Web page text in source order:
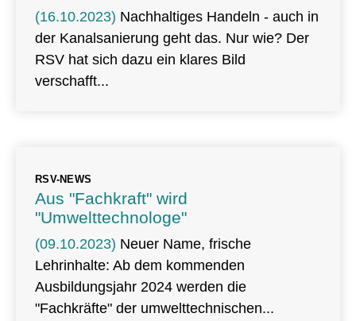
(16.10.2023) Nachhaltiges Handeln - auch in
der Kanalsanierung geht das. Nur wie? Der
RSV hat sich dazu ein klares Bild
verschafft
RSV-NEWS
Aus "Fachkraft" wird
"Umwelttechnologe"
(09.10.2023) Neuer Name, frische
Lehrinhalte: Ab dem kommenden
Ausbildungsjahr 2024 werden die
"Fachkräfte" der umwelttechnischen